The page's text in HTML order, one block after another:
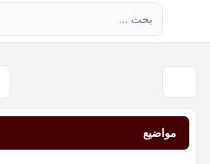
مواضيع